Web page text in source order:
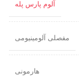
آلوم پارس پله
مفصلی آلومینیومی
هارمونی